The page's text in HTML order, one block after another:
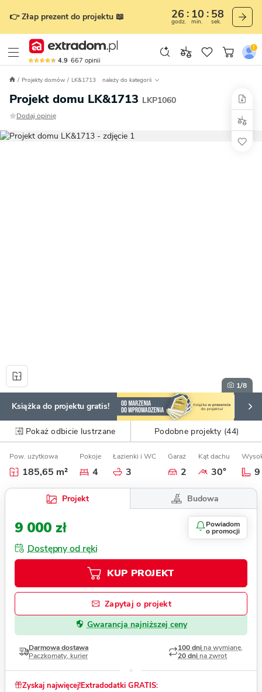
👉 Złap prezent do projektu 📖 26
godz.
10
min.
57
sek.
4.9 667 opinii
Projekty domów LK&1713 należy do kategorii
Projekt domu LK&1713 LKP1060
Dodaj opinię
1/8
Książka do projektu gratis!
Pokaż odbicie lustrzane Podobne projekty (44)
Pow. użytkowa
185,65 m²
Pokoje
4
Łazienki i WC
3
Garaż
2
Kąt dachu
30° 9
Projekt Budowa
9 000 zł Powiadom
o promocji
Dostępny od ręki
KUP PROJEKT
Zapytaj o projekt
Gwarancja najniższej ceny
Darmowa dostawa
Paczkomaty, kurier
100 dni na wymianę,
20 dni na zwrot
Zyskaj najwięcej!Extradodatki GRATIS: